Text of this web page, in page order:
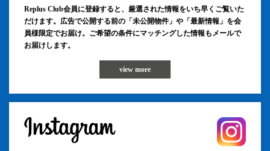
Replus Club会員に登録すると、厳選された情報をいち早くご覧いた
だけます。広告で公開する前の「未公開物件」や「最新情報」を会
員様限定でお届け。ご希望の条件にマッチングした情報もメールで
お届けします。
view more